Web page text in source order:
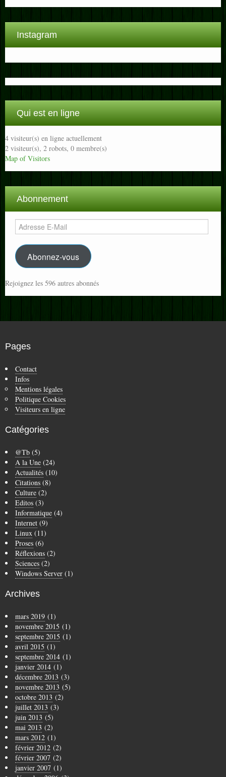
Instagram
Qui est en ligne
4 visiteur(s) en ligne actuellement
2 visiteur(s), 2 robots, 0 membre(s)
Map of Visitors
Abonnement
Adresse
E-
Mail
Abonnez-vous
Rejoignez les 596 autres abonnés
Pages
Contact
Infos
Mentions légales
Politique Cookies
Visiteurs en ligne
Catégories
@Tb (5)
A la Une (24)
Actualités (10)
Citations (8)
Culture (2)
Editos (3)
Informatique (4)
Internet (9)
Linux (11)
Proses (6)
Réflexions (2)
Sciences (2)
Windows Server (1)
Archives
mars 2019 (1)
novembre 2015 (1)
septembre 2015 (1)
avril 2015 (1)
septembre 2014 (1)
janvier 2014 (1)
décembre 2013 (3)
novembre 2013 (5)
octobre 2013 (2)
juillet 2013 (3)
juin 2013 (5)
mai 2013 (2)
mars 2012 (1)
février 2012 (2)
février 2007 (2)
janvier 2007 (1)